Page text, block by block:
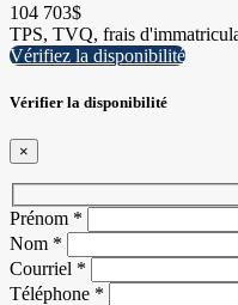
104 703$
TPS, TVQ, frais
Vérifiez la disponibilité
Vérifier la disponibilité
×
Prénom *
Nom *
Courriel *
Téléphone *